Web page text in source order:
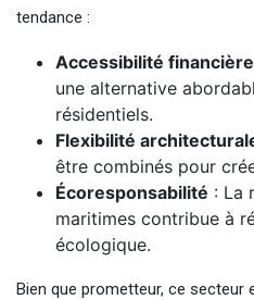
tendance :
Accessibilité financière
une alternative
résidentiels.
Flexibilité
être combinés pour
Écoresponsabilité : La
maritimes contribue à
écologique.
Bien que prometteur, ce